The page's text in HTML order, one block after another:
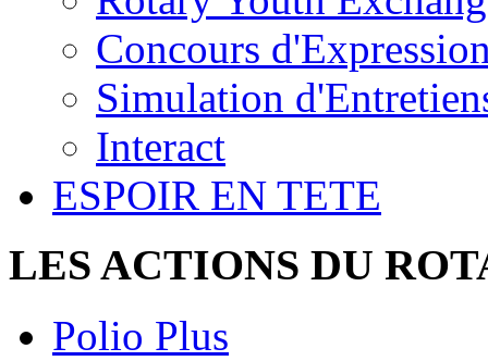
Concours
Simulation
Interact
ESPOIR EN TETE
LES ACTIONS DU
Polio Plus